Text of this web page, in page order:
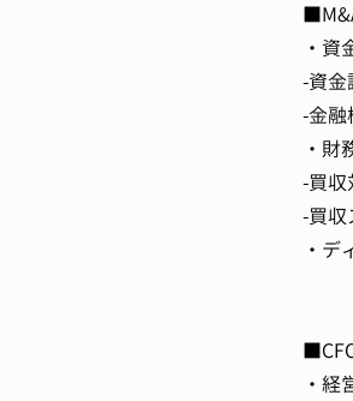
・資
-資金
-金融
・財
-買収
-買収
・デ
・経